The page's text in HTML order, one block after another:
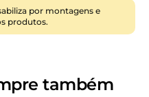
54 cm.
por montagens e
produtos.
também